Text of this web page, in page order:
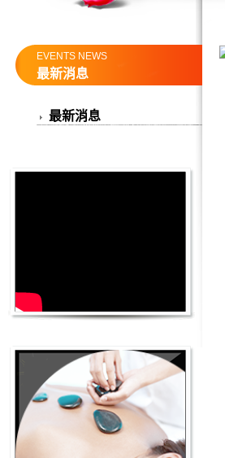
EVENTS NEWS
最新消息
最新消息